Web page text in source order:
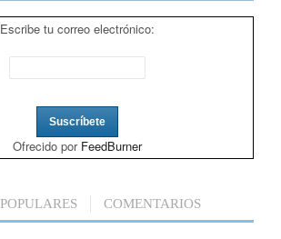
Escribe tu correo electrónico:
Ofrecido por FeedBurner
POPULARES COMENTARIOS